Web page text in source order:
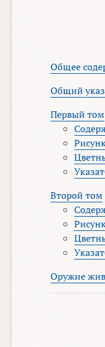
Общее
Общий
Первый том
Второй том
Оружие